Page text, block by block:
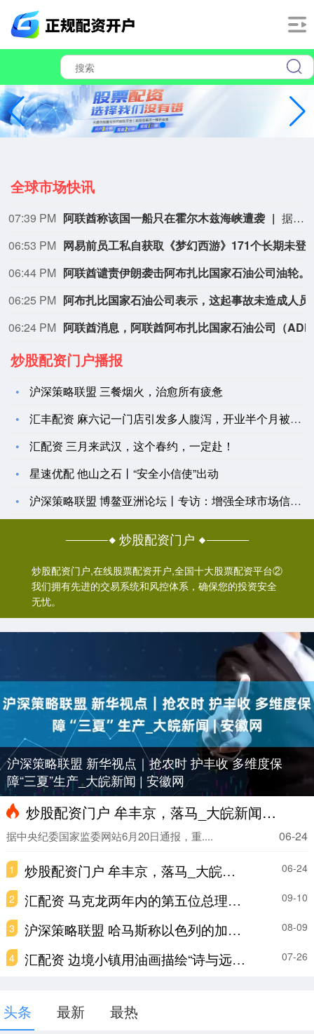
全球市场快讯
06:08 PM 星光股份中标龙星控股总部泛光工程项目
据“星光股份”公众号消息，近日，星光股份成功中标龙星控股总部泛光工程项目。
06:02 PM
05:39 PM 金科股份与重庆通用人工智能研究院达成合作
05:29 PM 日本福岛第一核电站附属建筑发生火警
据东京电力公司消息，当地时间8日15时35分左右，日本福岛第一核电站5号、6号机组服务建筑3、4层的火灾报警器发生启动。东京电力公司于当天16时01分向双叶消防本部报警。随后，消防部门赶赴现场确认，但未发现明火或冒烟。事件对核电站厂区设备没有造成影响，监测点以及厂区边界的尘埃监测仪等所测得的放射线量也未发现异常。（央视新闻）
05:24 PM 暗盘白银跌破56美元/盎司，日内跌幅3%。 暗盘白银跌破56美元/盎司，日内跌幅3%。
炒股配资门户播报
沪深策略联盟 三餐烟火，治愈所有疲惫
汇丰配资 麻六记一门店引发多人腹泻，开业半个月被整改
汇配资 三月来武汉，这个春约，一定赴！
星速优配 他山之石丨“安全小信使”出动
沪深策略联盟 博鳌亚洲论坛丨专访：增强全球市场信心 打造稳定
炒股配资门户
炒股配资门户,在线股票配资开户,全国十大股票配资平台②
我们拥有先进的交易系统和风控体系，确保您的投资安全
无忧。
沪深策略联盟 新华视点｜抢农时 护丰收 多维度保
障“三夏”生产_大皖新闻 | 安徽网
炒股配资门户 牟丰京，落马_大皖新闻 | 安徽网
06-24
据中央纪委国家监委网站6月20日通报，重....
1 炒股配资门户 牟丰京，落马_大皖新闻 | 安徽网 06-24
2 汇配资 马克龙两年内的第五位总理搭档，可能来自这个百年政党 09-10
3 沪深策略联盟 哈马斯称以色列的加沙计划意味着“牺牲”人质 08-09
4 汇配资 边境小镇用油画描绘“诗与远方” 07-26
头条 最新 最热